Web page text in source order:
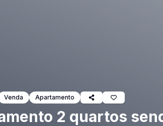
Venda Apartamento
2 quartos